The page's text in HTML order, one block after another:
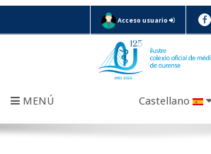
Acceso usuario
MENÚ Castellano